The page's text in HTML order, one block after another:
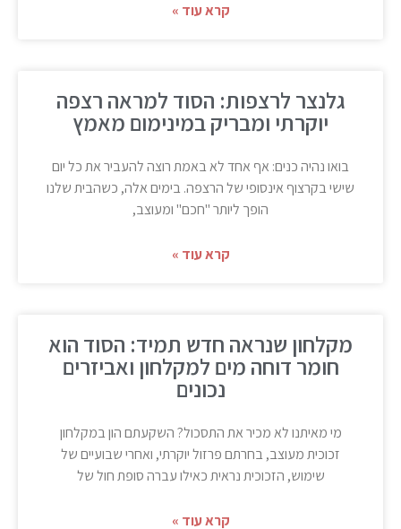
קרא עוד »
גלנצר לרצפות: הסוד למראה רצפה
יוקרתי ומבריק במינימום מאמץ
בואו נהיה כנים: אף אחד לא באמת רוצה להעביר את כל יום
שישי בקרצוף אינסופי של הרצפה. בימים אלה, כשהבית שלנו
הופך ליותר "חכם" ומעוצב,
קרא עוד »
מקלחון שנראה חדש תמיד: הסוד הוא
חומר דוחה מים למקלחון ואביזרים
נכונים
מי מאיתנו לא מכיר את התסכול? השקעתם הון במקלחון
זכוכית מעוצב, בחרתם פרזול יוקרתי, ואחרי שבועיים של
שימוש, הזכוכית נראית כאילו עברה סופת חול של
קרא עוד »